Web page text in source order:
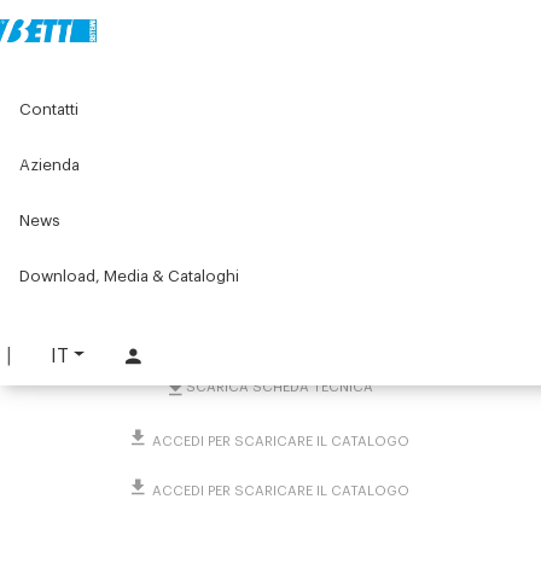
IT
Contatti
Azienda
News
Download, Media & Cataloghi
Morsetti a croce
Morsetto quadro a croce
SCARICA SCHEDA TECNICA
ACCEDI PER SCARICARE IL CATALOGO
ACCEDI PER SCARICARE IL CATALOGO